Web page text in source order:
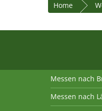
Home
Messen nach
Messen nach